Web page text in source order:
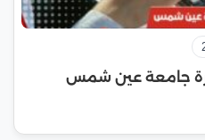
جامعة عين شمس